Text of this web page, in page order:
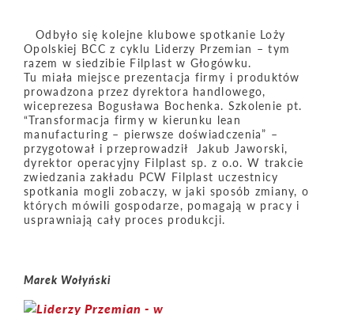
Odbyło się kolejne klubowe spotkanie Loży
Opolskiej BCC z cyklu Liderzy Przemian – tym
razem w siedzibie Filplast w Głogówku.
Tu miała miejsce prezentacja firmy i produktów
prowadzona przez dyrektora handlowego,
wiceprezesa Bogusława Bochenka. Szkolenie pt.
“Transformacja firmy w kierunku lean
manufacturing – pierwsze doświadczenia” –
przygotował i przeprowadził Jakub Jaworski,
dyrektor operacyjny Filplast sp. z o.o. W trakcie
zwiedzania zakładu PCW Filplast uczestnicy
spotkania mogli zobaczy, w jaki sposób zmiany, o
których mówili gospodarze, pomagają w pracy i
usprawniają cały proces produkcji.
Marek Wołyński